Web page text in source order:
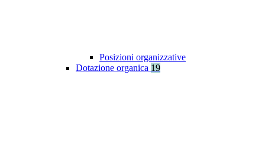
Posizioni organizzative
Dotazione organica 19